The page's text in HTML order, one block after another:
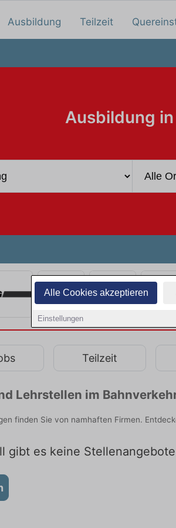
Alle Cookies akzeptieren
Einstellungen
Ausbildung Teilzeit
Ausbildung
Teilzeit
Lehrstellen im
finden Sie von namhaften Firmen.
gibt es keine